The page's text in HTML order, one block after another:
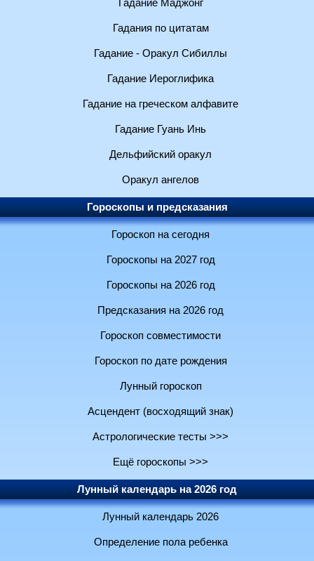
Гадание Маджонг
Гадания по цитатам
Гадание - Оракул Сибиллы
Гадание Иероглифика
Гадание на греческом алфавите
Гадание Гуань Инь
Дельфийский оракул
Оракул ангелов
Гороскопы и предсказания
Гороскоп на сегодня
Гороскопы на 2027 год
Гороскопы на 2026 год
Предсказания на 2026 год
Гороскоп совместимости
Гороскоп по дате рождения
Лунный гороскоп
Асцендент (восходящий знак)
Астрологические тесты >>>
Ещё гороскопы >>>
Лунный календарь на 2026 год
Лунный календарь 2026
Определение пола ребенка